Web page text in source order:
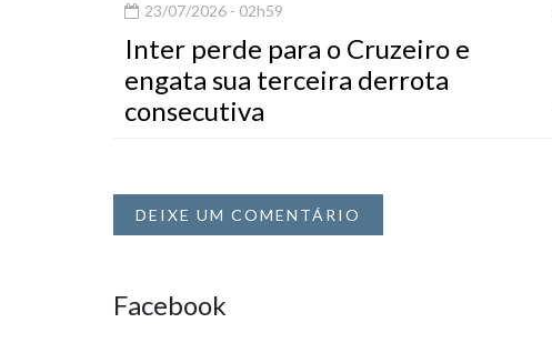
23/07/2026 - 02h59
Inter perde para o Cruzeiro e
engata sua terceira derrota
consecutiva
DEIXE UM COMENTÁRIO
Facebook